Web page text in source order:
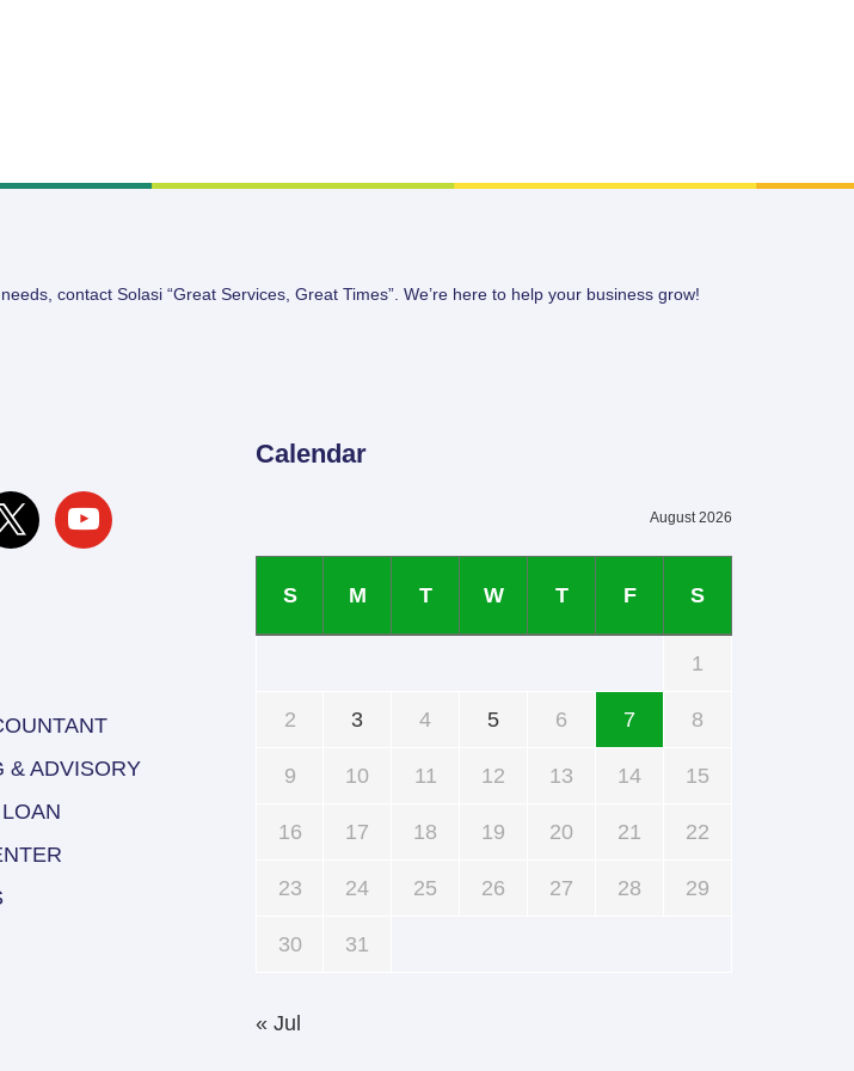
contact Solasi “Great Services, Great Times”. We’re here to help your business grow!
youtube
& ADVISORY
Calendar
August 2026
S M T W T F S
1
2 3 4 5 6 7 8
9 10 11 12 13 14 15
16 17 18 19 20 21 22
23 24 25 26 27 28 29
30 31
« Jul